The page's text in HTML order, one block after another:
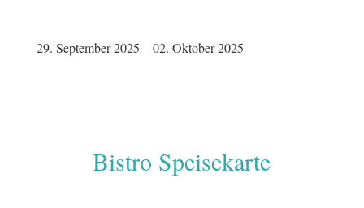
29. September 2025 – 02. Oktober 2025
Bistro Speisekarte